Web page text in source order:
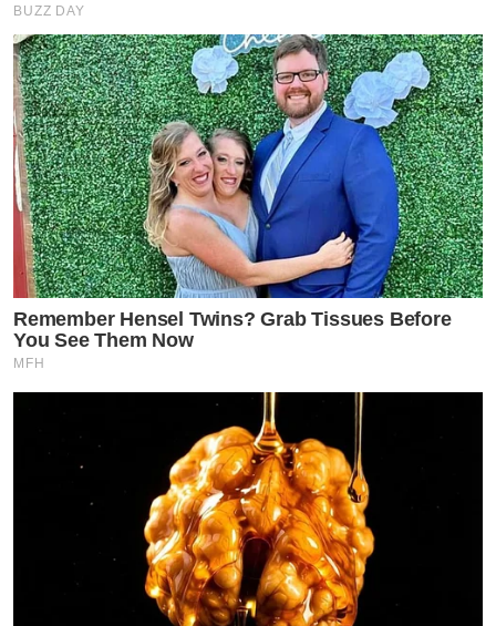
by TVPOOL ONLINE
BUZZ DAY
Remember Hensel Twins? Grab Tissues Before
You See Them Now
MFH